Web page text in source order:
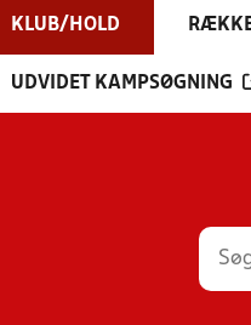
KLUB/HOLD
UDVIDET KAMPSØGNING